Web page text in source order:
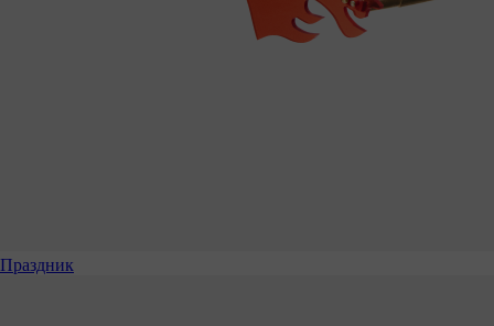
Праздник